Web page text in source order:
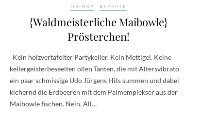
DRINKS REZEPTE
{Waldmeisterliche Maibowle}
Prösterchen!
Kein holzvertäfelter Partykeller. Kein Mettigel. Keine
kellergeisterbeseelten ollen Tanten, die mit Altersvibrato
ein paar schmissige Udo Jürgens Hits summen und dabei
kichernd die Erdbeeren mit dem Palmempiekser aus der
Maibowle fischen. Nein. All…